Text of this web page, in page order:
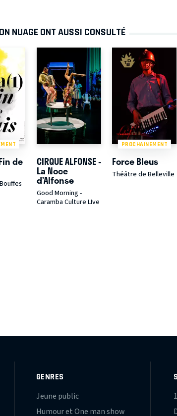
NUAGE ONT AUSSI CONSULTÉ
de CIRQUE ALFONSE -
La Noce
d’Alfonse
Good Morning -
Caramba Culture LIve
PROCHAINEMENT
Force Bleus
Théâtre de Belleville
GENRES
Jeune public
Humour et One man show